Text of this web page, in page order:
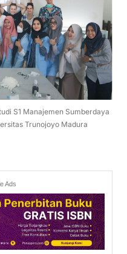
S1 Manajemen Sumberdaya
Trunojoyo Madura
Ads